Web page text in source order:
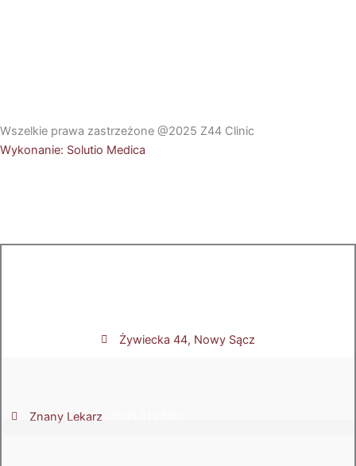
Wszelkie prawa zastrzeżone @2025 Z44 Clinic
Wykonanie: Solutio Medica
Żywiecka 44, Nowy Sącz
Znany Lekarz